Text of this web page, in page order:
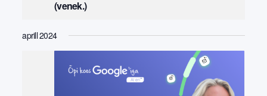
(venek.)
aprill 2024